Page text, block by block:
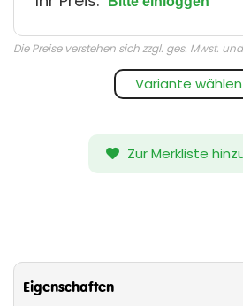
Die Preise verstehen sich zzgl. ges. Mwst. und
Variante wählen
Zur Merkliste
Eigenschaften